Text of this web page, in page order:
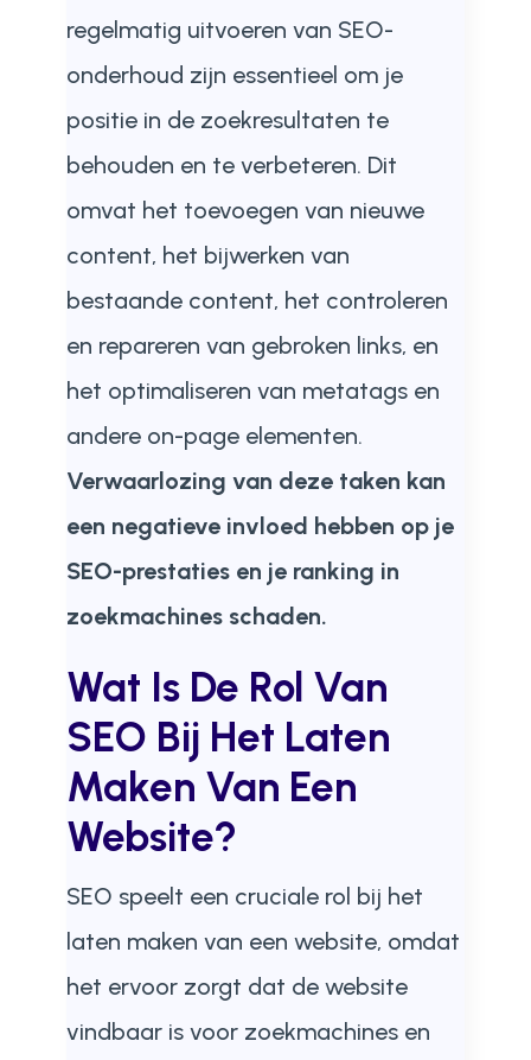
regelmatig uitvoeren van SEO-
onderhoud zijn essentieel om je
positie in de zoekresultaten te
behouden en te verbeteren. Dit
omvat het toevoegen van nieuwe
content, het bijwerken van
bestaande content, het controleren
en repareren van gebroken links, en
het optimaliseren van metatags en
andere on-page elementen.
Verwaarlozing van deze taken kan
een negatieve invloed hebben op je
SEO-prestaties en je ranking in
zoekmachines schaden.
Wat Is De Rol Van
SEO Bij Het Laten
Maken Van Een
Website?
SEO speelt een cruciale rol bij het
laten maken van een website, omdat
het ervoor zorgt dat de website
vindbaar is voor zoekmachines en